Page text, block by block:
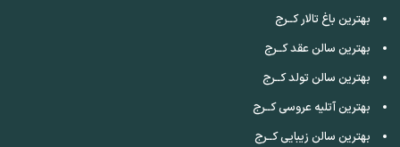
بهترین باغ تالار کــرج
بهترین سالن عقد کــرج
بهترین سالن تولد کــرج
بهترین آتلیه عروسی کــرج
بهترین سالن زیبایی کــرج